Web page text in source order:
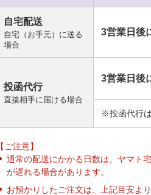
自宅配送
自宅（お手元）に送る
場合
3営業日後
投函代行
直接相手に届ける場合
3営業日後
※投函代行
【ご注意】
通常の配送にかかる日数は、ヤマト
が遅れる場合があります。
お預かりしたご注文は、上記目安よ